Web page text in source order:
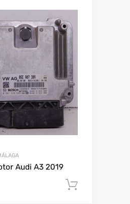
Audi A3 2019